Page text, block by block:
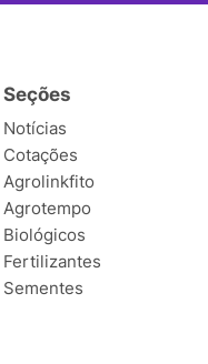
Seções
Notícias
Cotações
Agrolinkfito
Agrotempo
Biológicos
Fertilizantes
Sementes